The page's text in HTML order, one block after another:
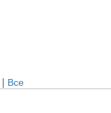
| Все